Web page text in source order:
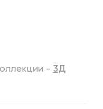
- 3Д